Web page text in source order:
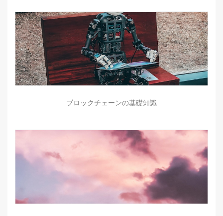
ブロックチェーンの基礎知識